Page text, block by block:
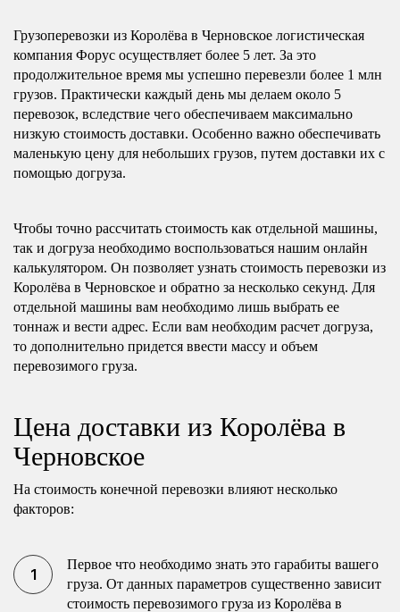
Грузоперевозки из Королёва в Черновское логистическая
компания Форус осуществляет более 5 лет. За это
продолжительное время мы успешно перевезли более 1 млн
грузов. Практически каждый день мы делаем около 5
перевозок, вследствие чего обеспечиваем максимально
низкую стоимость доставки. Особенно важно обеспечивать
маленькую цену для небольших грузов, путем доставки их с
помощью догруза.
Чтобы точно рассчитать стоимость как отдельной машины,
так и догруза необходимо воспользоваться нашим онлайн
калькулятором. Он позволяет узнать стоимость перевозки из
Королёва в Черновское и обратно за несколько секунд. Для
отдельной машины вам необходимо лишь выбрать ее
тоннаж и вести адрес. Если вам необходим расчет догруза,
то дополнительно придется ввести массу и объем
перевозимого груза.
Цена доставки из Королёва в
Черновское
На стоимость конечной перевозки влияют несколько
факторов:
Первое что необходимо знать это гарабиты вашего
груза. От данных параметров существенно зависит
стоимость перевозимого груза из Королёва в